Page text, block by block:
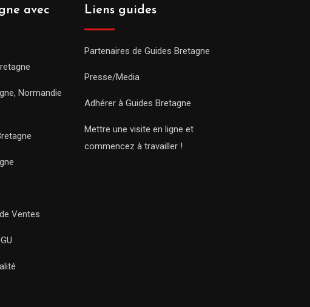
avec
Normandie
Ventes
Liens guides
Partenaires de Guides Bretagne
Presse/Media
Adhérer à Guides Bretagne
Mettre une visite en ligne et
commencez à travailler !